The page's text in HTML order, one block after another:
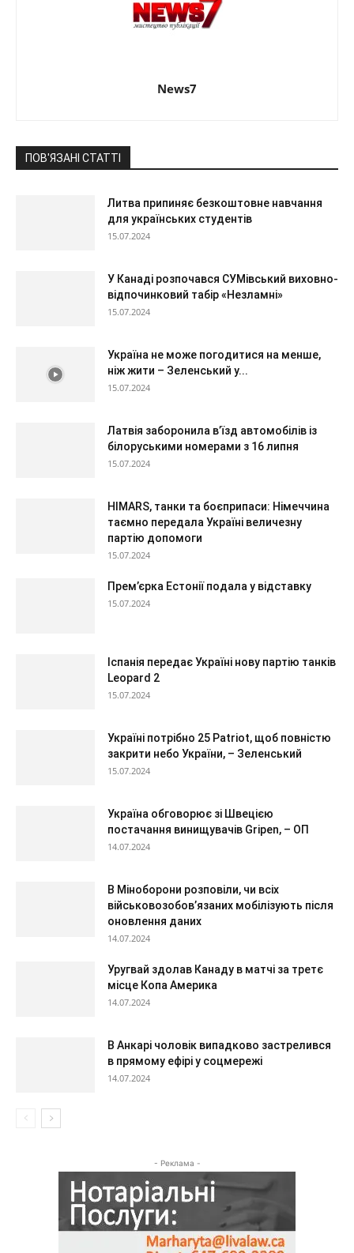
News7
ПОВ'ЯЗАНІ СТАТТІ
Литва припиняє безкоштовне навчання
для українських студентів
15.07.2024
У Канаді розпочався СУМівський виховно-
відпочинковий табір «Незламні»
15.07.2024
Україна не може погодитися на менше,
ніж жити – Зеленський у...
15.07.2024
Латвія заборонила в’їзд автомобілів із
білоруськими номерами з 16 липня
15.07.2024
HIMARS, танки та боєприпаси: Німеччина
таємно передала Україні величезну
партію допомоги
15.07.2024
Прем’єрка Естонії подала у відставку
15.07.2024
Іспанія передає Україні нову партію танків
Leopard 2
15.07.2024
Україні потрібно 25 Patriot, щоб повністю
закрити небо України, – Зеленський
15.07.2024
Україна обговорює зі Швецією
постачання винищувачів Gripen, – ОП
14.07.2024
В Міноборони розповіли, чи всіх
військовозобов’язаних мобілізують після
оновлення даних
14.07.2024
Уругвай здолав Канаду в матчі за третє
місце Копа Америка
14.07.2024
В Анкарі чоловік випадково застрелився
в прямому ефірі у соцмережі
14.07.2024
- Реклама -